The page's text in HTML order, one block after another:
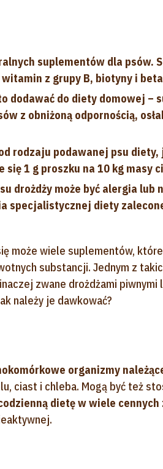
suplementów dla psów.
z grupy B, biotyny i
dodawać do diety domowej –
z obniżoną odpornością,
rodzaju podawanej psu diety,
1 g proszku na 10 kg masy
drożdży może być alergia
specjalistycznej diety
może wiele suplementów,
substancji. Jednym z
zwane drożdżami piwnymi
należy je dawkować?
organizmy
ciast i chleba. Mogą być też
dietę w wiele